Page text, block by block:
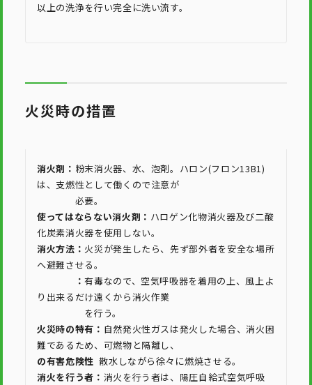
以上の洗浄を行い完全に洗い流す。
火災時の措置
消火剤： 粉末消火器、水、泡剤。ハロン(フロン13B1)
は、支燃性として働くので注意が
必要。
使ってはならない消火剤： ハロゲン化物消火器及び二酸
化炭素消火器を使用しない。
消火方法： 火災が発生したら、先ず部外者を安全な場所
へ避難させる。
：有毒なので、空気呼吸器を着用の上、風上よ
り出来るだけ遠くから消火作業
を行う。
火災時の特有： 自然発火性ガスは発火した場合、消火困
難であるため、可燃物と隔離し、
の有害危険性 散水しながら徐々に燃焼させる。
消火を行う者： 消火を行う者は、陽圧自給式空気呼吸